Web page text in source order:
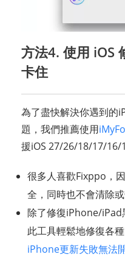
方法4. 使用 iOS
卡住
為了盡快解決你遇到的
題，我們推薦使用
援iOS 27/26/18/17/16/
很多人喜歡Fixppo，
全，同時也不會清除
除了修復iPhone/iPad
此工具輕鬆地修復各
iPhone更新失敗無法